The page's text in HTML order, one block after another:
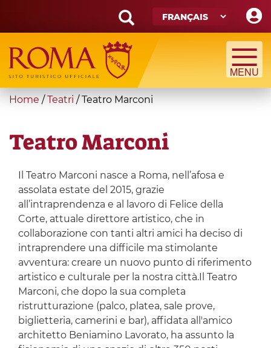
main
content
Search
form
Recherche
You
here
Home / Teatri /Teatro Marconi
Teatro Marconi
Il Teatro Marconi nasce a Roma, nell’afosa e
assolata estate del 2015, grazie
all’intraprendenza e al lavoro di Felice della
Corte, attuale direttore artistico, che in
collaborazione con tanti altri amici ha deciso di
intraprendere una difficile ma stimolante
avventura: creare un nuovo punto di riferimento
artistico e culturale per la nostra città.Il Teatro
Marconi, che dopo la sua completa
ristrutturazione (palco, platea, sale prove,
biglietteria, camerini e bar), affidata all'amico
architetto Beniamino Lavorato, ha assunto la